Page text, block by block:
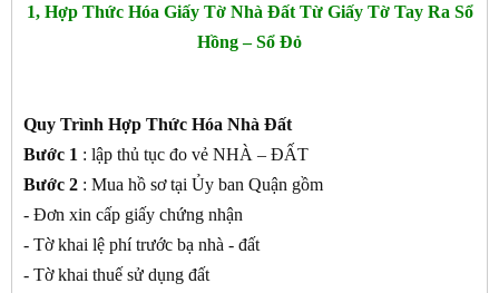
1, Hợp Thức Hóa Giấy Tờ Nhà Đất Từ Giấy Tờ Tay Ra Sổ
Hồng – Sổ Đỏ
Quy Trình Hợp Thức Hóa Nhà Đất
Bước 1 : lập thủ tục đo vẻ NHÀ – ĐẤT
Bước 2 : Mua hồ sơ tại Ủy ban Quận gồm
- Đơn xin cấp giấy chứng nhận
- Tờ khai lệ phí trước bạ nhà - đất
- Tờ khai thuế sử dụng đất